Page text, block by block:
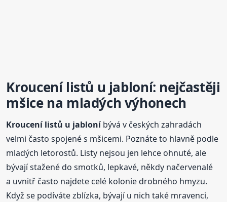
Kroucení listů u jabloní: nejčastěji
mšice na mladých výhonech
Kroucení listů u jabloníbývá v českých zahradách
velmi často spojené s mšicemi. Poznáte to hlavně podle
mladých letorostů. Listy nejsou jen lehce ohnuté, ale
bývají stažené do smotků, lepkavé, někdy načervenalé
a uvnitř často najdete celé kolonie drobného hmyzu.
Když se podíváte zblízka, bývají u nich také mravenci,